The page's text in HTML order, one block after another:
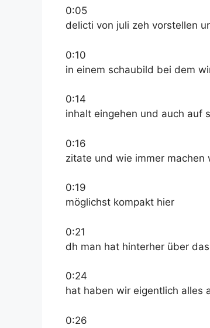
0:05
delicti von juli zeh vorstellen
0:10
in einem schaubild bei dem
0:14
inhalt eingehen und auch auf
0:16
zitate und wie immer machen
0:19
möglichst kompakt hier
0:21
dh man hat hinterher über
0:24
hat haben wir eigentlich alles
0:26